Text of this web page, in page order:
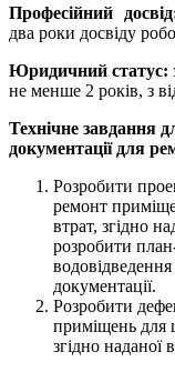
Професійний
два роки досвіду
Юридичний статус:
не менше 2 років, з
Технічне завдання
документації для
Розробити
ремонт
втрат, згідно
розробити
документації.
Розробити
приміщень для
згідно наданої